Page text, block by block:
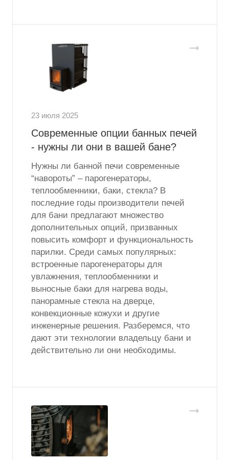
23 июля 2025
Современные опции банных печей
- нужны ли они в вашей бане?
Нужны ли банной печи современные
“навороты” – парогенераторы,
теплообменники, баки, стекла? В
последние годы производители печей
для бани предлагают множество
дополнительных опций, призванных
повысить комфорт и функциональность
парилки. Среди самых популярных:
встроенные парогенераторы для
увлажнения, теплообменники и
выносные баки для нагрева воды,
панорамные стекла на дверце,
конвекционные кожухи и другие
инженерные решения. Разберемся, что
дают эти технологии владельцу бани и
действительно ли они необходимы.